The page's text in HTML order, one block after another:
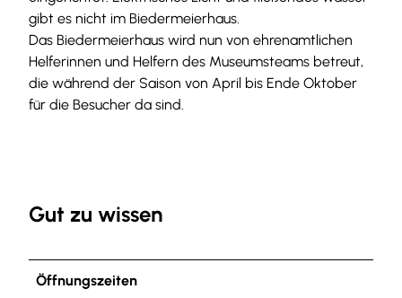
gibt es nicht im Biedermeierhaus.
Das Biedermeierhaus wird nun von ehrenamtlichen
Helferinnen und Helfern des Museumsteams betreut,
die während der Saison von April bis Ende Oktober
für die Besucher da sind.
Gut zu wissen
Öffnungszeiten